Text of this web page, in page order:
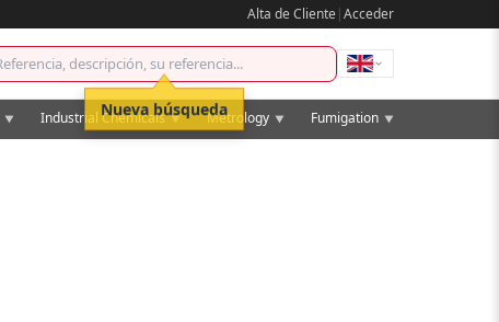
Alta de Cliente|Acceder
▼ Industrial Chemicals▼ Metrology ▼ Fumigation ▼
Nueva búsqueda